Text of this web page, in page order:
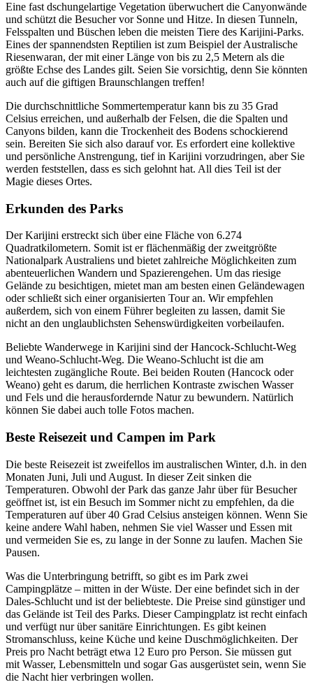
Eine fast dschungelartige Vegetation überwuchert die Canyonwände
und schützt die Besucher vor Sonne und Hitze. In diesen Tunneln,
Felsspalten und Büschen leben die meisten Tiere des Karijini-Parks.
Eines der spannendsten Reptilien ist zum Beispiel der Australische
Riesenwaran, der mit einer Länge von bis zu 2,5 Metern als die
größte Echse des Landes gilt. Seien Sie vorsichtig, denn Sie könnten
auch auf die giftigen Braunschlangen treffen!
Die durchschnittliche Sommertemperatur kann bis zu 35 Grad
Celsius erreichen, und außerhalb der Felsen, die die Spalten und
Canyons bilden, kann die Trockenheit des Bodens schockierend
sein. Bereiten Sie sich also darauf vor. Es erfordert eine kollektive
und persönliche Anstrengung, tief in Karijini vorzudringen, aber Sie
werden feststellen, dass es sich gelohnt hat. All dies Teil ist der
Magie dieses Ortes.
Erkunden des Parks
Der Karijini erstreckt sich über eine Fläche von 6.274
Quadratkilometern. Somit ist er flächenmäßig der zweitgrößte
Nationalpark Australiens und bietet zahlreiche Möglichkeiten zum
abenteuerlichen Wandern und Spazierengehen. Um das riesige
Gelände zu besichtigen, mietet man am besten einen Geländewagen
oder schließt sich einer organisierten Tour an. Wir empfehlen
außerdem, sich von einem Führer begleiten zu lassen, damit Sie
nicht an den unglaublichsten Sehenswürdigkeiten vorbeilaufen.
Beliebte Wanderwege in Karijini sind der Hancock-Schlucht-Weg
und Weano-Schlucht-Weg. Die Weano-Schlucht ist die am
leichtesten zugängliche Route. Bei beiden Routen (Hancock oder
Weano) geht es darum, die herrlichen Kontraste zwischen Wasser
und Fels und die herausfordernde Natur zu bewundern. Natürlich
können Sie dabei auch tolle Fotos machen.
Beste Reisezeit und Campen im Park
Die beste Reisezeit ist zweifellos im australischen Winter, d.h. in den
Monaten Juni, Juli und August. In dieser Zeit sinken die
Temperaturen. Obwohl der Park das ganze Jahr über für Besucher
geöffnet ist, ist ein Besuch im Sommer nicht zu empfehlen, da die
Temperaturen auf über 40 Grad Celsius ansteigen können. Wenn Sie
keine andere Wahl haben, nehmen Sie viel Wasser und Essen mit
und vermeiden Sie es, zu lange in der Sonne zu laufen. Machen Sie
Pausen.
Was die Unterbringung betrifft, so gibt es im Park zwei
Campingplätze – mitten in der Wüste. Der eine befindet sich in der
Dales-Schlucht und ist der beliebteste. Die Preise sind günstiger und
das Gelände ist Teil des Parks. Dieser Campingplatz ist recht einfach
und verfügt nur über sanitäre Einrichtungen. Es gibt keinen
Stromanschluss, keine Küche und keine Duschmöglichkeiten. Der
Preis pro Nacht beträgt etwa 12 Euro pro Person. Sie müssen gut
mit Wasser, Lebensmitteln und sogar Gas ausgerüstet sein, wenn Sie
die Nacht hier verbringen wollen.